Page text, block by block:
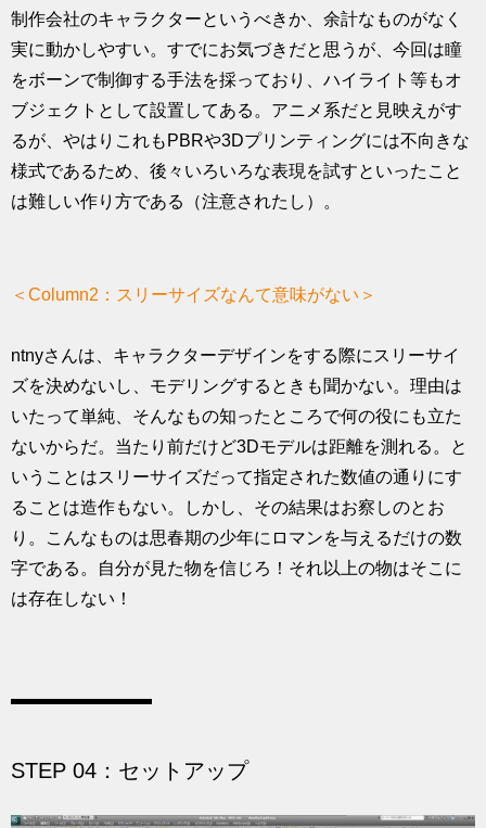
制作会社のキャラクターというべきか、余計なものがなく
実に動かしやすい。すでにお気づきだと思うが、今回は瞳
をボーンで制御する手法を採っており、ハイライト等もオ
ブジェクトとして設置してある。アニメ系だと見映えがす
るが、やはりこれもPBRや3Dプリンティングには不向きな
様式であるため、後々いろいろな表現を試すといったこと
は難しい作り方である（注意されたし）。
＜Column2：スリーサイズなんて意味がない＞
ntnyさんは、キャラクターデザインをする際にスリーサイ
ズを決めないし、モデリングするときも聞かない。理由は
いたって単純、そんなもの知ったところで何の役にも立た
ないからだ。当たり前だけど3Dモデルは距離を測れる。と
いうことはスリーサイズだって指定された数値の通りにす
ることは造作もない。しかし、その結果はお察しのとお
り。こんなものは思春期の少年にロマンを与えるだけの数
字である。自分が見た物を信じろ！それ以上の物はそこに
は存在しない！
STEP 04：セットアップ